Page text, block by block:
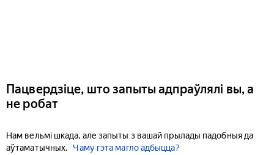
Пацвердзіце, што запыты адпраўлялі вы, а
не робат
Нам вельмі шкада, але запыты з вашай прылады падобныя да
аўтаматычных.
Чаму гэта магло адбыцца?